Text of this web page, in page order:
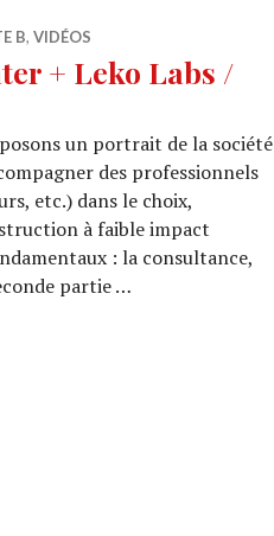
B, VIDÉOS
+ Leko Labs /
un portrait de la société
des professionnels
etc.) dans le choix,
à faible impact
: la consultance,
partie …
+ Leko Labs / Draperies